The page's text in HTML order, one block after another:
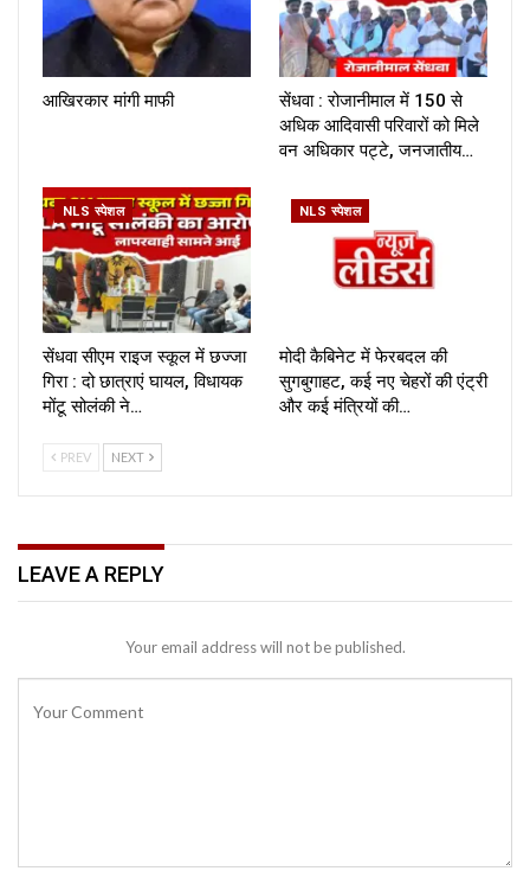
आखिरकार मांगी माफी
सेंधवा : रोजानीमाल में 150 से
अधिक आदिवासी परिवारों को मिले
वन अधिकार पट्टे, जनजातीय…
NLS स्पेशल
सेंधवा सीएम राइज स्कूल में छज्जा
गिरा : दो छात्राएं घायल, विधायक
मोंटू सोलंकी ने…
NLS स्पेशल
मोदी कैबिनेट में फेरबदल की
सुगबुगाहट, कई नए चेहरों की एंट्री
और कई मंत्रियों की…
PREV NEXT
LEAVE A REPLY
Your email address will not be published.